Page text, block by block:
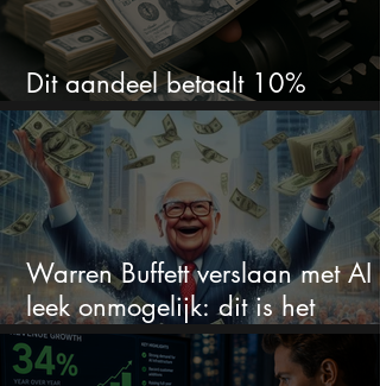
Dit aandeel betaalt 10%
dividend en ik blijf bijkopen
Warren Buffett verslaan met AI
leek onmogelijk: dit is het
rendement